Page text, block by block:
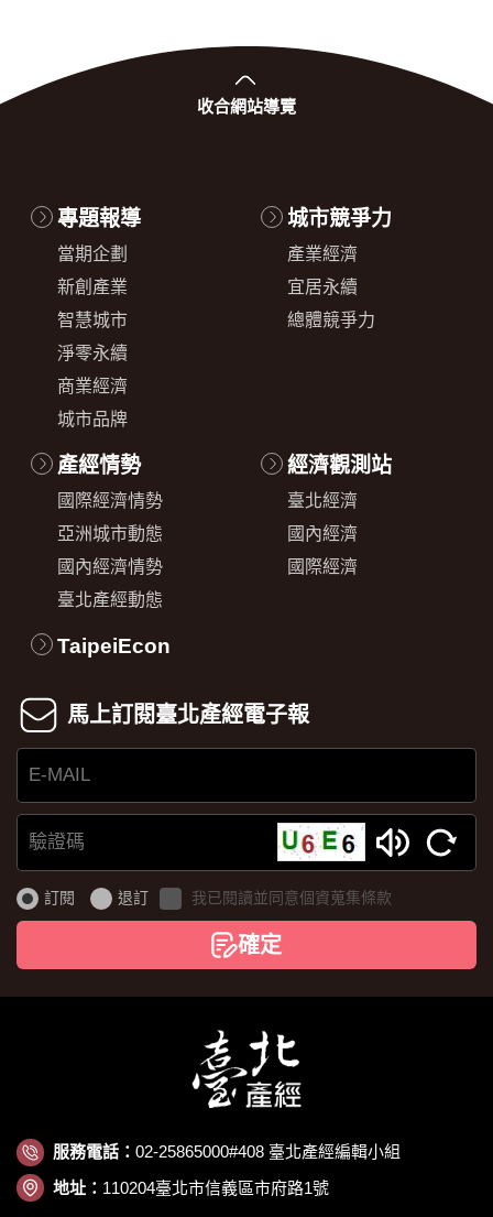
收合網站導覽
專題報導
當期企劃
新創產業
智慧城市
淨零永續
商業經濟
城市品牌
城市競爭力
產業經濟
宜居永續
總體競爭力
產經情勢
國際經濟情勢
亞洲城市動態
國內經濟情勢
臺北產經動態
經濟觀測站
臺北經濟
國內經濟
國際經濟
TaipeiEcon
馬上訂閱臺北產經電子報
E-
MAIL
證
碼
訂閱 退訂 我已閱讀並同意個資蒐集條款
確定
服務電話： 02-25865000#408 臺北產經編輯小組
地址： 110204臺北市信義區市府路1號